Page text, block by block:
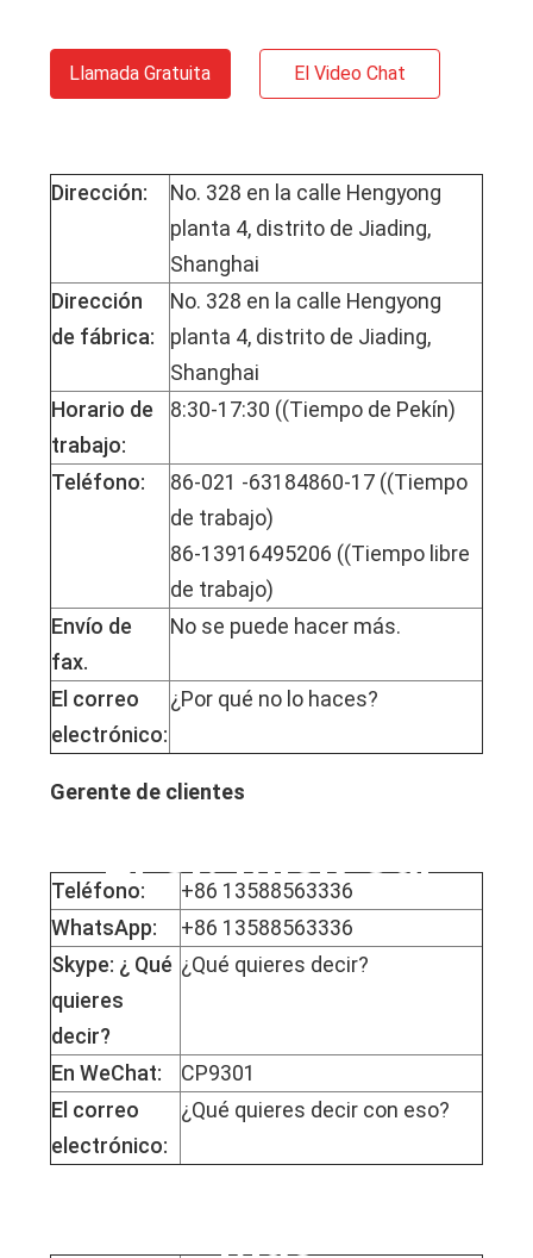
Llamada Gratuita El Video Chat
Dirección:
No. 328 en la calle Hengyong
planta 4, distrito de Jiading,
Shanghai
Dirección
de fábrica:
No. 328 en la calle Hengyong
planta 4, distrito de Jiading,
Shanghai
Horario de
trabajo:
8:30-17:30 ((Tiempo de Pekín)
Teléfono:
86-021 -63184860-17 ((Tiempo
de trabajo)
86-13916495206 ((Tiempo libre
de trabajo)
Envío de
fax.
No se puede hacer más.
El correo
electrónico:
¿Por qué no lo haces?
Gerente de clientes
Teléfono:
+86 13588563336
WhatsApp:
+86 13588563336
Skype: ¿ Qué
quieres
decir?
¿Qué quieres decir?
En WeChat:
CP9301
El correo
electrónico:
¿Qué quieres decir con eso?